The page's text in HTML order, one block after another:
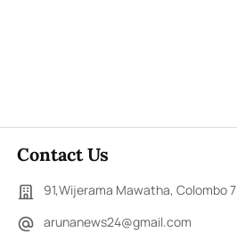
Contact Us
91,Wijerama Mawatha, Colombo 7
arunanews24@gmail.com